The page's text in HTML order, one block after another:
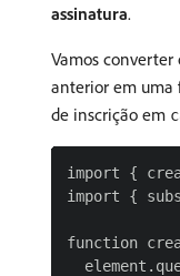
assinatura.
Vamos converter
anterior em uma
de inscrição em
import {
import {
function